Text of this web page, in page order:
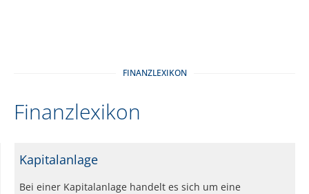
FINANZLEXIKON
Finanzlexikon
Kapitalanlage
Bei einer Kapitalanlage handelt es sich um eine